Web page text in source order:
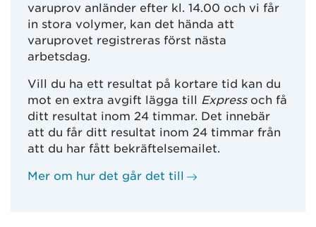
varuprov anländer efter kl. 14.00 och vi får
in stora volymer, kan det hända att
varuprovet registreras först nästa
arbetsdag.
Vill du ha ett resultat på kortare tid kan du
mot en extra avgift lägga till Expressoch få
ditt resultat inom 24 timmar. Det innebär
att du får ditt resultat inom 24 timmar från
att du har fått bekräftelsemailet.
Mer om hur det går det till